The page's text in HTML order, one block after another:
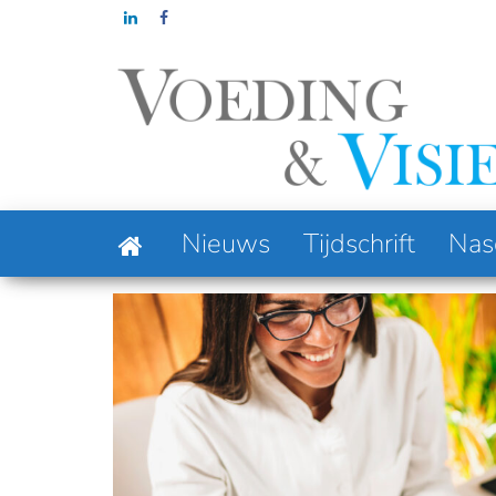
Column:
Nieuws Tijdschrift